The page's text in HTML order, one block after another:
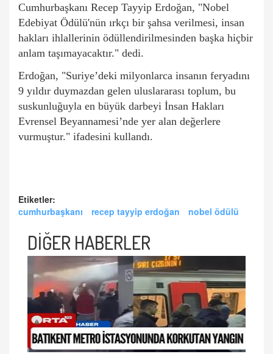
Cumhurbaşkanı Recep Tayyip Erdoğan, "Nobel
Edebiyat Ödülü'nün ırkçı bir şahsa verilmesi, insan
hakları ihlallerinin ödüllendirilmesinden başka hiçbir
anlam taşımayacaktır." dedi.
Erdoğan, "Suriye’deki milyonlarca insanın feryadını
9 yıldır duymazdan gelen uluslararası toplum, bu
suskunluğuyla en büyük darbeyi İnsan Hakları
Evrensel Beyannamesi’nde yer alan değerlere
vurmuştur." ifadesini kullandı.
Etiketler:
cumhurbaşkanı
recep tayyip erdoğan nobel ödülü
DİĞER HABERLER